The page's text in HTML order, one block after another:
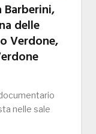
Barberini,
delle
Verdone,
nelle sale